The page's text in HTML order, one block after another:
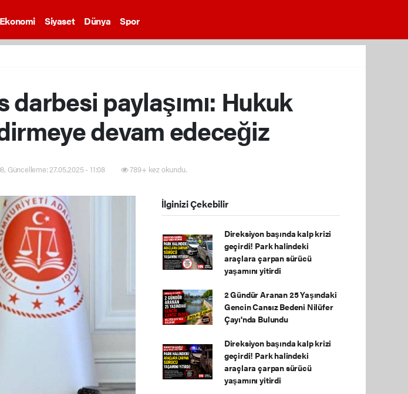
Ekonomi Siyaset Dünya Spor
darbesi paylaşımı: Hukuk
devam edeceğiz
Güncelleme: 27.05.2025 - 11:08 789+ kez okundu.
İlginizi Çekebilir
Direksiyon başında kalp krizi
geçirdi! Park halindeki
araçlara çarpan sürücü
yaşamını yitirdi
2 Gündür Aranan 25 Yaşındaki
Gencin Cansız Bedeni Nilüfer
Çayı'nda Bulundu
Direksiyon başında kalp krizi
geçirdi! Park halindeki
araçlara çarpan sürücü
yaşamını yitirdi